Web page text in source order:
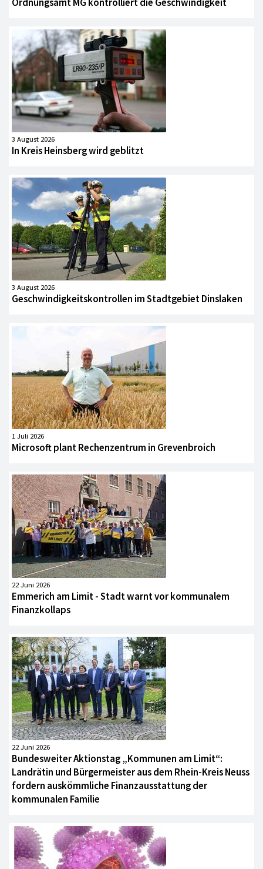
3 August 2026
In Kreis Heinsberg wird geblitzt
3 August 2026
Geschwindigkeitskontrollen im Stadtgebiet Dinslaken
1 Juli 2026
Microsoft plant Rechenzentrum in Grevenbroich
22 Juni 2026
Emmerich am Limit - Stadt warnt vor kommunalem
Finanzkollaps
22 Juni 2026
Bundesweiter Aktionstag „Kommunen am Limit“:
Landrätin und Bürgermeister aus dem Rhein-Kreis Neuss
fordern auskömmliche Finanzausstattung der
kommunalen Familie